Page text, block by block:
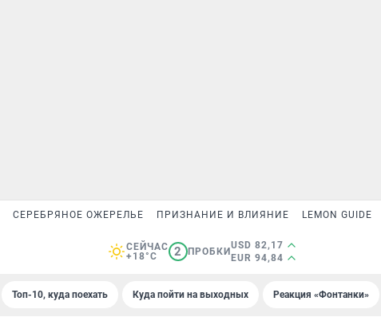
СЕРЕБРЯНОЕ ОЖЕРЕЛЬЕ ПРИЗНАНИЕ И ВЛИЯНИЕ LEMON GUIDE
СЕЙЧАС
+18°C
2 ПРОБКИ
USD 82,17
EUR 94,84
Топ-10, куда поехать Куда пойти на выходных Реакция «Фонтанки»